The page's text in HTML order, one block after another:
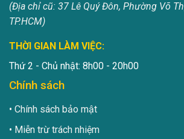
(Địa chỉ cũ: 37 Lê Quý Đôn, Phường Võ
TP.HCM)
THỜI GIAN LÀM VIỆC:
Thứ 2 - Chủ nhật: 8h00 - 20h00
Chính sách
Chính sách bảo mật
Miễn trừ trách nhiệm